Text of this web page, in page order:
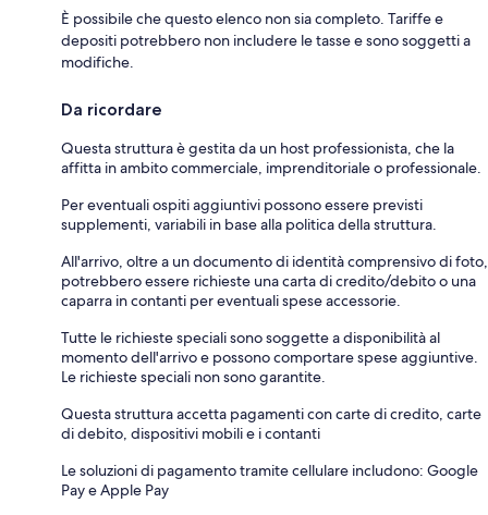
È possibile che questo elenco non sia completo. Tariffe e
depositi potrebbero non includere le tasse e sono soggetti a
modifiche.
Da ricordare
Questa struttura è gestita da un host professionista, che la
affitta in ambito commerciale, imprenditoriale o professionale.
Per eventuali ospiti aggiuntivi possono essere previsti
supplementi, variabili in base alla politica della struttura.
All'arrivo, oltre a un documento di identità comprensivo di foto,
potrebbero essere richieste una carta di credito/debito o una
caparra in contanti per eventuali spese accessorie.
Tutte le richieste speciali sono soggette a disponibilità al
momento dell'arrivo e possono comportare spese aggiuntive.
Le richieste speciali non sono garantite.
Questa struttura accetta pagamenti con carte di credito, carte
di debito, dispositivi mobili e i contanti
Le soluzioni di pagamento tramite cellulare includono: Google
Pay e Apple Pay